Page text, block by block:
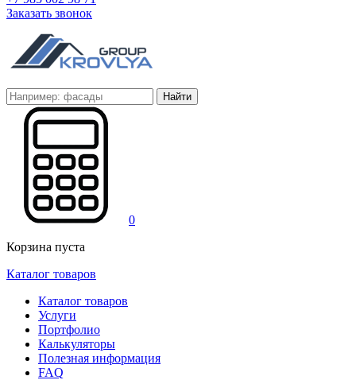
Заказать звонок
Найти
0
Корзина пуста
Каталог товаров
Каталог товаров
Услуги
Портфолио
Калькуляторы
Полезная информация
FAQ